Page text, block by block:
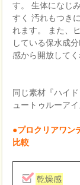
す。 生体になじ
すく 汚れもつき
れます。 また、
している保水成
感から開放してく
同じ素材『ハイ
ュートゥルーア
●プロクリアワン
比較
乾燥感